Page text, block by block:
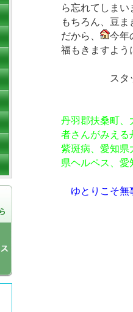
ら忘れてしまい
もちろん、豆
だから、
今年
福もきますよう
スタッフ
丹羽郡扶桑町、
者さんがみえる
紫斑病、愛知県
県ヘルペス、愛
ゆとりこそ無